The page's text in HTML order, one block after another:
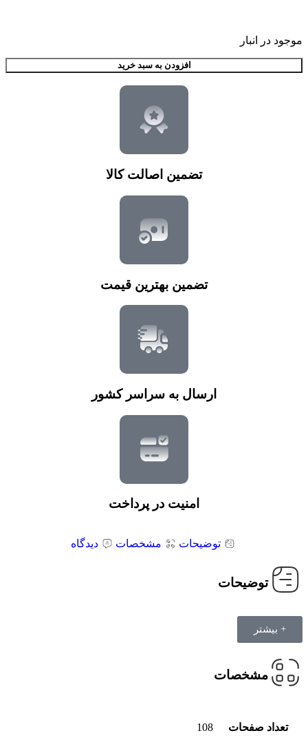
موجود در انبار
افزودن به سبد خرید
تضمین اصالت کالا
تضمین بهترین قیمت
ارسال به سراسر کشور
امنیت در پرداخت
توضیحات مشخصات دیدگاه
توضیحات
+ بیشتر
مشخصات
تعداد صفحات 108